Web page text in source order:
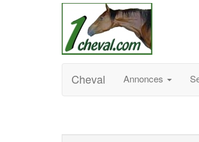
Cheval Annonces